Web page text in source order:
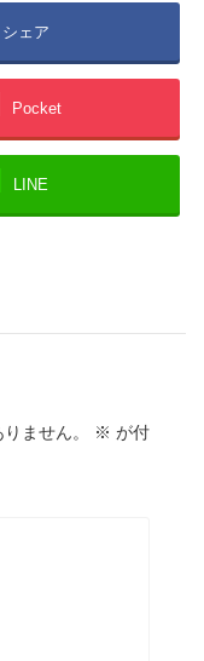
シェア
Pocket
LINE
ません。 ※ が付